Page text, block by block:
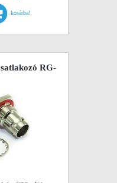
kosárba!
RG-